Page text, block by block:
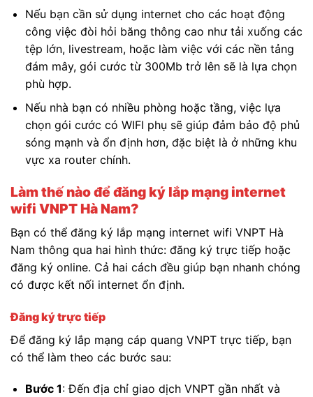
Nếu bạn cần sử dụng internet cho các hoạt động
công việc đòi hỏi băng thông cao như tải xuống các
tệp lớn, livestream, hoặc làm việc với các nền tảng
đám mây, gói cước từ 300Mb trở lên sẽ là lựa chọn
phù hợp.
Nếu nhà bạn có nhiều phòng hoặc tầng, việc lựa
chọn gói cước có WIFI phụ sẽ giúp đảm bảo độ phủ
sóng mạnh và ổn định hơn, đặc biệt là ở những khu
vực xa router chính.
Làm thế nào để đăng ký lắp mạng internet
wifi VNPT Hà Nam?
Bạn có thể đăng ký lắp mạng internet wifi VNPT Hà
Nam thông qua hai hình thức: đăng ký trực tiếp hoặc
đăng ký online. Cả hai cách đều giúp bạn nhanh chóng
có được kết nối internet ổn định.
Đăng ký trực tiếp
Để đăng ký lắp mạng cáp quang VNPT trực tiếp, bạn
có thể làm theo các bước sau:
Bước 1: Đến địa chỉ giao dịch VNPT gần nhất và